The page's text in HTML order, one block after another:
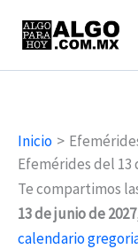
Inicio
Efemérides del 13
Te compartimos
13 de junio de 2027
calendario